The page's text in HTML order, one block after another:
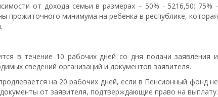
от дохода семьи в размерах – 50% - 5216,50; 75% -
прожиточного минимума на ребенка в республике, которая
в течение 10 рабочих дней со дня подачи заявления и
сведений организаций и документов заявителя.
на 20 рабочих дней, если в Пенсионный фонд не
от заявителя, подтверждающие право на выплату.